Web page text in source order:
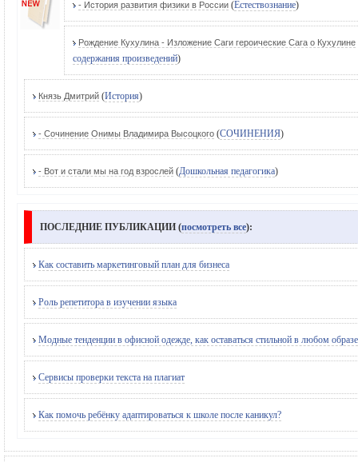
- История развития физики в России (Естествознание)
Рождение Кухулина - Изложение Саги героические Сага о Кухулине
содержания произведений)
Князь Дмитрий (История)
- Сочинение Онимы Владимира Высоцкого (СОЧИНЕНИЯ)
- Вот и стали мы на год взрослей (Дошкольная педагогика)
ПОСЛЕДНИЕ ПУБЛИКАЦИИ (посмотреть все):
Как составить маркетинговый план для бизнеса
Роль репетитора в изучении языка
Модные тенденции в офисной одежде, как оставаться стильной в любом образе
Сервисы проверки текста на плагиат
Как помочь ребёнку адаптироваться к школе после каникул?